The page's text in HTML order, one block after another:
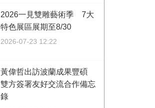
2026一見雙雕藝術季 7大
特色展區展期至8/30
2026-07-23 12:22
黃偉哲出訪波蘭成果豐碩
雙方簽署友好交流合作備忘
錄